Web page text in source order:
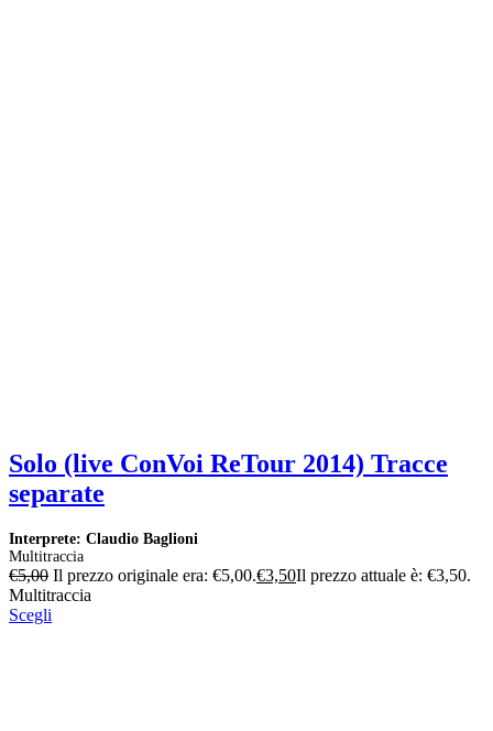
Solo (live ConVoi ReTour 2014) Tracce
separate
Interprete: Claudio Baglioni
Multitraccia
€5,00 Il prezzo originale era: €5,00.€3,50Il prezzo attuale è: €3,50.
Multitraccia
Scegli